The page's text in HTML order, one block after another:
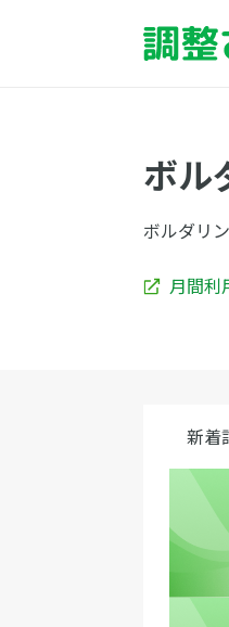
ボル
ボルダリ
月間利
新着